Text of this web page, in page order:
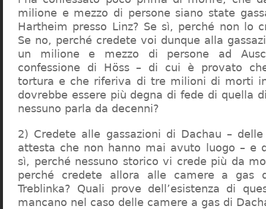
milione e mezzo di persone siano state
Hartheim presso Linz? Se sì, perché non lo
Se no, perché credete voi dunque alla
un milione e mezzo di persone ad
confessione di Höss – di cui è provato
tortura e che riferiva di tre milioni di morti
dovrebbe essere più degna di fede di quella
nessuno parla da decenni?
2) Credete alle gassazioni di Dachau –
attesta che non hanno mai avuto luogo – e
sì, perché nessuno storico vi crede più da
perché credete allora alle camere a gas
Treblinka? Quali prove dell’esistenza di
mancano nel caso delle camere a gas di